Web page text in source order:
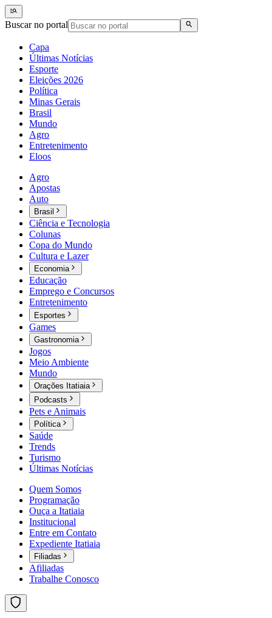
Buscar no portal
Capa
Últimas Notícias
Esporte
Eleições 2026
Política
Minas Gerais
Brasil
Mundo
Agro
Entretenimento
Eloos
Agro
Apostas
Auto
Brasil
Ciência e Tecnologia
Colunas
Copa do Mundo
Cultura e Lazer
Economia
Educação
Emprego e Concursos
Entretenimento
Esportes
Games
Gastronomia
Jogos
Meio Ambiente
Mundo
Orações Itatiaia
Podcasts
Pets e Animais
Política
Saúde
Trends
Turismo
Últimas Notícias
Quem Somos
Programação
Ouça a Itatiaia
Institucional
Entre em Contato
Expediente Itatiaia
Filiadas
Afiliadas
Trabalhe Conosco